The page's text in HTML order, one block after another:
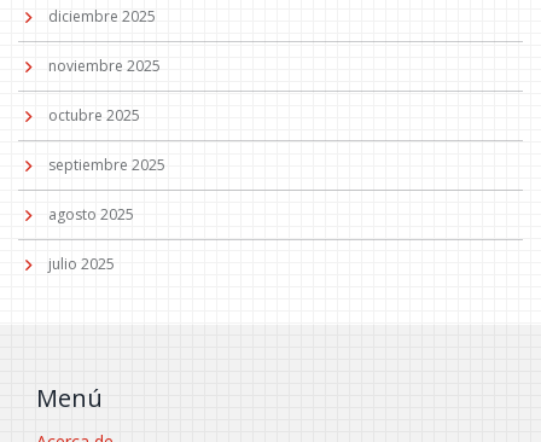
diciembre 2025
noviembre 2025
octubre 2025
septiembre 2025
agosto 2025
julio 2025
Menú